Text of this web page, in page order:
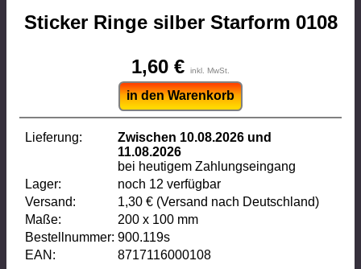
Sticker Ringe silber Starform 0108
1,60 € inkl. MwSt.
in den Warenkorb
Lieferung:
Zwischen 10.08.2026 und
11.08.2026
bei heutigem Zahlungseingang
Lager:
noch 12 verfügbar
Versand:
1,30 € (Versand nach Deutschland)
Maße:
200 x 100 mm
Bestellnummer: 900.119s
EAN:
8717116000108